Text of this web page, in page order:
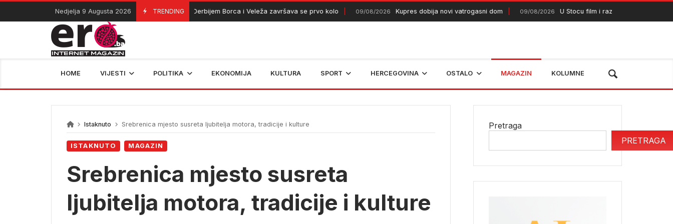
Skip
content
Nedjelja 9 Augusta 2026 TRENDING
09/08/2026 Derbijem Borca i Veleža završava se prvo kolo 09/08/2026 Kupres dobija novi vatrogasni dom 09/08/2026 U Stocu film i razgovor o budućnosti
HOME VIJESTI POLITIKA EKONOMIJA KULTURA SPORT HERCEGOVINA OSTALO MAGAZIN KOLUMNE
Istaknuto Srebrenica mjesto susreta ljubitelja motora, tradicije i kulture
ISTAKNUTO MAGAZIN
Srebrenica mjesto susreta
ljubitelja motora, tradicije i kulture
Pretraga
PRETRAGA